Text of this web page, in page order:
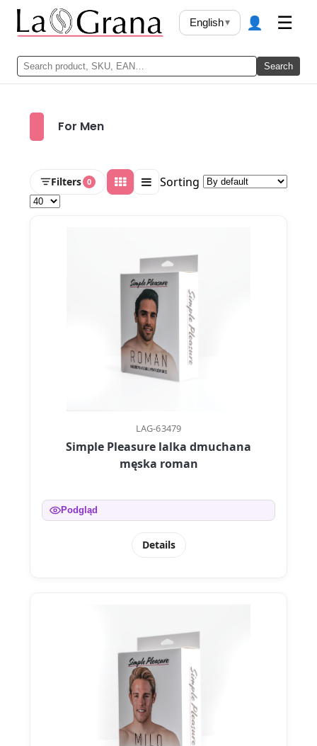
Search
English▾ 👤 ☰
For Men
Filters 0 Sorting
LAG-63479
Simple Pleasure lalka dmuchana
męska roman
Podgląd
Details